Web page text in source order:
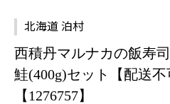
北海道 泊村
西積丹マルナカの飯寿
鮭(400g)セット【配送不
【1276757】